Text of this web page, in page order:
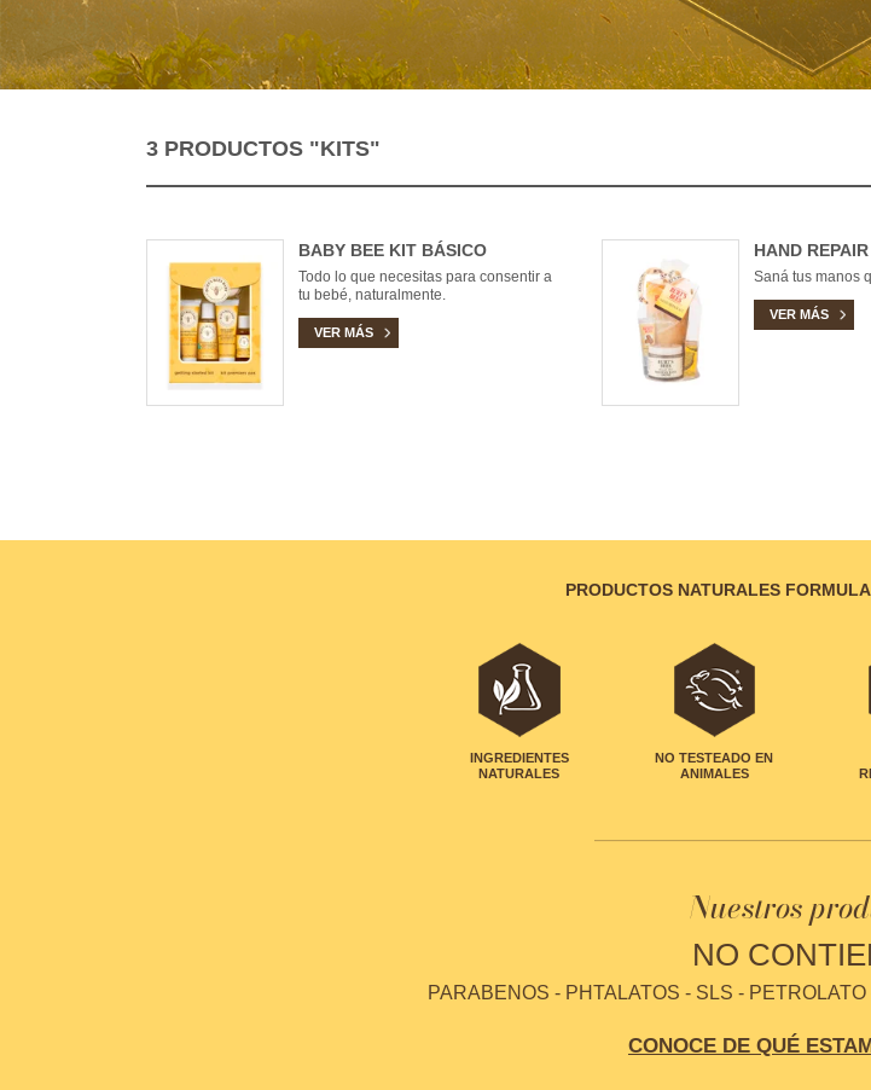
3 PRODUCTOS "KITS"
BABY BEE KIT BÁSICO
Todo lo que necesitas para consentir a
tu bebé, naturalmente.
VER MÁS
HAND
Saná tus manos
VER MÁS
PRODUCTOS NATURALES
INGREDIENTES
NATURALES
NO TESTEADO EN
ANIMALES
Nuestros
NO
PARABENOS - PHTALATOS - SLS -
CONOCE DE QUÉ